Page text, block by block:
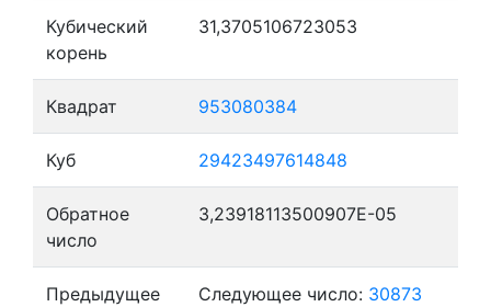
Кубический
корень
31,3705106723053
Квадрат 953080384
Куб 29423497614848
Обратное
число
3,23918113500907E-05
Предыдущее
Следующее число: 30873